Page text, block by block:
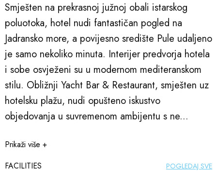
Smješten na prekrasnoj južnoj obali istarskog
poluotoka, hotel nudi fantastičan pogled na
Jadransko more, a povijesno središte Pule udaljeno
je samo nekoliko minuta. Interijer predvorja hotela
i sobe osvježeni su u modernom mediteranskom
stilu. Obližnji Yacht Bar & Restaurant, smješten uz
hotelsku plažu, nudi opušteno iskustvo
objedovanja u suvremenom ambijentu s ne...
Prikaži više +
FACILITIES
POGLEDAJ SVE